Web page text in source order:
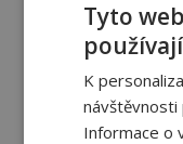
Paranormální
Tyto
K
návštěvnosti
Informace o